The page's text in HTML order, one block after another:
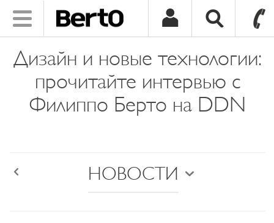
SKIP TO CONTENT
Toggle
navigation
Дизайн и новые технологии:
прочитайте интервью с
Филиппо Берто на DDN
НОВОСТИ